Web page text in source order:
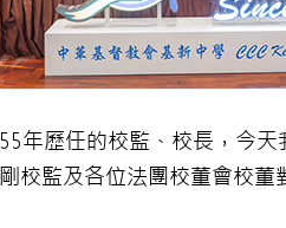
年歷任的校監、校長，今
校監及各位法團校董會校